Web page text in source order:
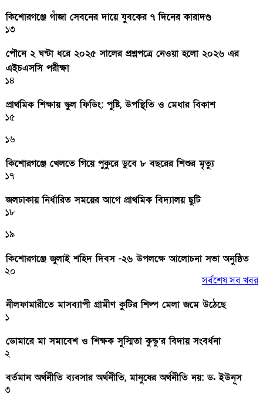
কিশোরগঞ্জে গাঁজা সেবনের দায়ে যুবকের ৭ দিনের কারাদণ্ড
১৩
পৌনে ২ ঘন্টা ধরে ২০২৫ সালের প্রশ্নপত্রে নেওয়া হলো ২০২৬ এর
এইচএসসি পরীক্ষা
১৪
প্রাথমিক শিক্ষায় স্কুল ফিডিং: পুষ্টি, উপস্থিতি ও মেধার বিকাশ
১৫
১৬
কিশোরগঞ্জে খেলতে গিয়ে পুকুরে ডুবে ৮ বছরের শিশুর মৃত্যু
১৭
জলঢাকায় নির্ধারিত সময়ের আগে প্রাথমিক বিদ্যালয় ছুটি
১৮
১৯
কিশোরগঞ্জে জুলাই শহিদ দিবস -২৬ উপলক্ষে আলোচনা সভা অনুষ্ঠিত
২০
সর্বশেষ সব খবর
নীলফামারীতে মাসব্যাপী গ্রামীণ কুটির শিল্প মেলা জমে উঠেছে
১
ডোমারে মা সমাবেশ ও শিক্ষক সুস্মিতা কুন্ডু’র বিদায় সংবর্ধনা
২
বর্তমান অর্থনীতি ব্যবসার অর্থনীতি, মানুষের অর্থনীতি নয়: ড. ইউনূস
৩